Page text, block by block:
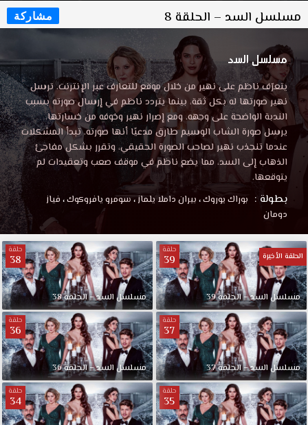
مسلسل السد – الحلقة 8 مشاركة
مسلسل السد
يتعرّف ناظم على نهير من خلال موقع للتعارف عبر الإنترنت. ترسل
نهير صورتها له بكل ثقة، بينما يتردد ناظم في إرسال صورته بسبب
الندبة الواضحة على وجهه. ومع إصرار نهير وخوفه من خسارتها،
يرسل صورة الشاب الوسيم طارق مدعيًا أنها صورته. تبدأ المشكلات
عندما تنجذب نهير لصاحب الصورة الحقيقي، وتقرر بشكل مفاجئ
الذهاب إلى السد، مما يضع ناظم في موقف صعب وتعقيدات لم
يتوقعها.
بطولة : بوراك يوروك، بيران داملا يلماز،سومرو يافروكوك، فياز
دومان
الحلقة الأخيرة
حلقة
39
مسلسل السد – الحلقة 39
حلقة
38
مسلسل السد – الحلقة 38
حلقة
37
مسلسل السد – الحلقة 37
حلقة
36
مسلسل السد – الحلقة 36
حلقة
35
حلقة
34